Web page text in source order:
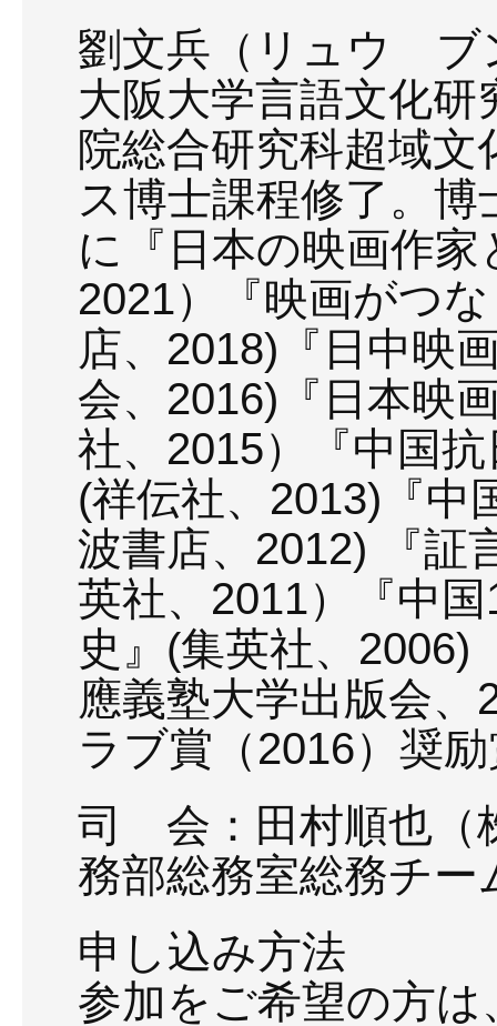
劉文兵（リュウ
大阪大学言語文化
院総合研究科超域
ス博士課程修了。
に『日本の映画作
2021）『映画がつ
店、2018)『日中映
会、2016)『日本映
社、2015）『中国
(祥伝社、2013)『中
波書店、2012) 『
英社、2011）『中
史』(集英社、2006)
應義塾大学出版会
ラブ賞（2016）奨
司 会：田村順也（
務部総務室総務チ
申し込み方法
参加をご希望の方